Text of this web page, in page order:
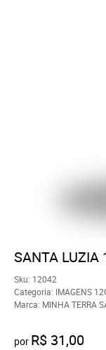
SANTA LUZIA
Sku: 12042
Categoria: IMAGENS
Marca: MINHA TERRA
por R$ 31,00